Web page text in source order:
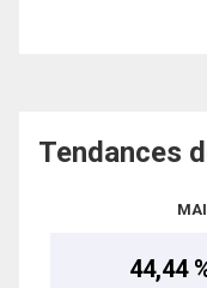
Tendances
44,44